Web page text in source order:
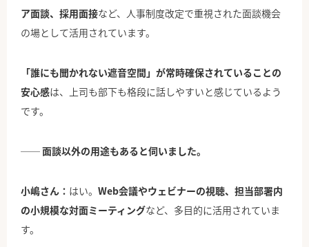
ア面談、採用面接など、人事制度改定で重視された面談機会
の場として活用されています。
「誰にも聞かれない遮音空間」が常時確保されていることの
安心感は、上司も部下も格段に話しやすいと感じているよう
です。
── 面談以外の用途もあると伺いました。
小嶋さん： はい。 Web会議やウェビナーの視聴、担当部署内
の小規模な対面ミーティングなど、多目的に活用されていま
す。